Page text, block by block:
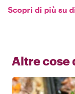
Scopri di più su
Altre cose